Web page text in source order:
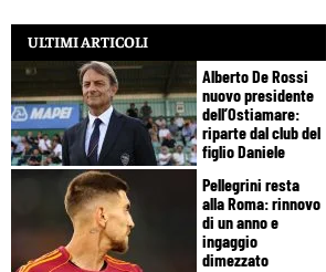
ULTIMI ARTICOLI
Alberto De Rossi
nuovo presidente
dell’Ostiamare:
riparte dal club del
figlio Daniele
Pellegrini resta
alla Roma: rinnovo
di un anno e
ingaggio
dimezzato